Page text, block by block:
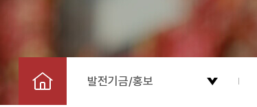
발전기금/홍보